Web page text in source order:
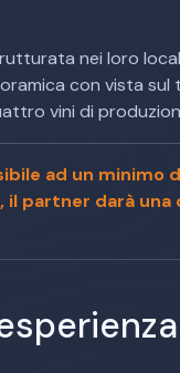
nei loro
con vista sul
vini di
ad un minimo
il partner darà